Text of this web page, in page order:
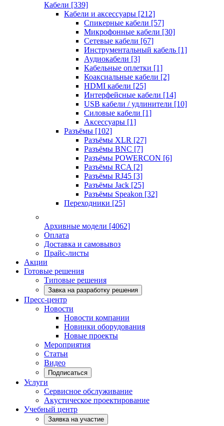
Кабели [339]
Кабели и аксессуары [212]
Спикерные кабели [57]
Микрофонные кабели [30]
Сетевые кабели [67]
Инструментальный кабель [1]
Аудиокабели [3]
Кабельные оплетки [1]
Коаксиальные кабели [2]
HDMI кабели [25]
Интерфейсные кабели [14]
USB кабели / удлинители [10]
Силовые кабели [1]
Аксессуары [1]
Разъёмы [102]
Разъёмы XLR [27]
Разъёмы BNC [7]
Разъёмы POWERCON [6]
Разъёмы RCA [2]
Разъёмы RJ45 [3]
Разъёмы Jack [25]
Разъёмы Speakon [32]
Переходники [25]
Архивные модели [4062]
Оплата
Доставка и самовывоз
Прайс-листы
Акции
Готовые решения
Типовые решения
Завка на разработку решения
Пресс-центр
Новости
Новости компании
Новинки оборудования
Новые проекты
Мероприятия
Статьи
Видео
Подписаться
Услуги
Сервисное обслуживание
Акустическое проектирование
Учебный центр
Заявка на участие